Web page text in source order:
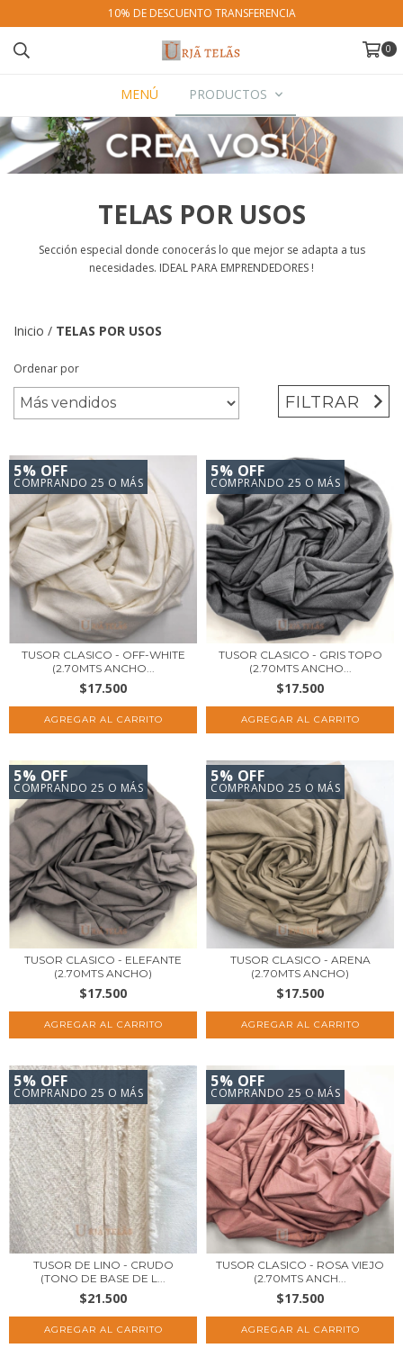
10% DE DESCUENTO TRANSFERENCIA
0
MENÚ PRODUCTOS
TELAS POR USOS
Sección especial donde conocerás lo que mejor se adapta a tus
necesidades. IDEAL PARA EMPRENDEDORES !
Inicio / TELAS POR USOS
Ordenar por
FILTRAR
5% OFF
COMPRANDO 25 O MÁS
TUSOR CLASICO - OFF-WHITE
(2.70MTS ANCHO...
$17.500
5% OFF
COMPRANDO 25 O MÁS
TUSOR CLASICO - GRIS TOPO
(2.70MTS ANCHO...
$17.500
5% OFF
COMPRANDO 25 O MÁS
TUSOR CLASICO - ELEFANTE
(2.70MTS ANCHO)
$17.500
5% OFF
COMPRANDO 25 O MÁS
TUSOR CLASICO - ARENA
(2.70MTS ANCHO)
$17.500
5% OFF
COMPRANDO 25 O MÁS
TUSOR DE LINO - CRUDO
(TONO DE BASE DE L...
$21.500
5% OFF
COMPRANDO 25 O MÁS
TUSOR CLASICO - ROSA VIEJO
(2.70MTS ANCH...
$17.500